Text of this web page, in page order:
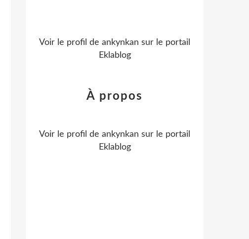
Voir le profil de ankynkan sur le portail
Eklablog
À propos
Voir le profil de ankynkan sur le portail
Eklablog